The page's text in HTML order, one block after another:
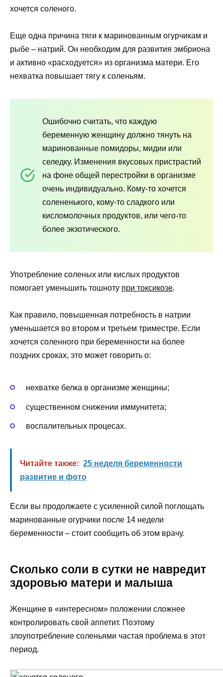
хочется соленого.
Еще одна причина тяги к маринованным огурчикам и
рыбе – натрий. Он необходим для развития эмбриона
и активно «расходуется» из организма матери. Его
нехватка повышает тягу к соленьям.
Ошибочно считать, что каждую
беременную женщину должно тянуть на
маринованные помидоры, мидии или
селедку. Изменения вкусовых пристрастий
на фоне общей перестройки в организме
очень индивидуально. Кому-то хочется
солененького, кому-то сладкого или
кисломолочных продуктов, или чего-то
более экзотического.
Употребление соленых или кислых продуктов
помогает уменьшить тошноту при токсикозе.
Как правило, повышенная потребность в натрии
уменьшается во втором и третьем триместре. Если
хочется соленного при беременности на более
поздних сроках, это может говорить о:
нехватке белка в организме женщины;
существенном снижении иммунитета;
воспалительных процесах.
Читайте также: 25 неделя беременности
развитие и фото
Если вы продолжаете с усиленной силой поглощать
маринованные огурчики после 14 недели
беременности – стоит сообщить об этом врачу.
Сколько соли в сутки не навредит
здоровью матери и малыша
Женщине в «интересном» положении сложнее
контролировать свой аппетит. Поэтому
злоупотребление соленьями частая проблема в этот
период.